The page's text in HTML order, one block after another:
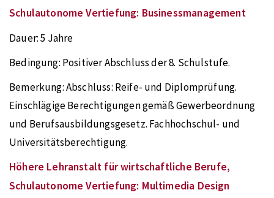
Schulautonome Vertiefung: Businessmanagement
Dauer:5 Jahre
Bedingung: Positiver Abschluss der 8. Schulstufe.
Bemerkung:Abschluss: Reife- und Diplomprüfung.
Einschlägige Berechtigungen gemäß Gewerbeordnung
und Berufsausbildungsgesetz. Fachhochschul- und
Universitätsberechtigung.
Höhere Lehranstalt für wirtschaftliche Berufe,
Schulautonome Vertiefung: Multimedia Design